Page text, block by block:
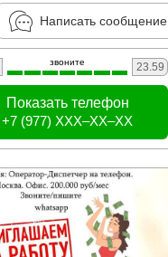
Написать сообщение
звоните 23.59
Показать телефон
+7 (977) XXX–XX–XX